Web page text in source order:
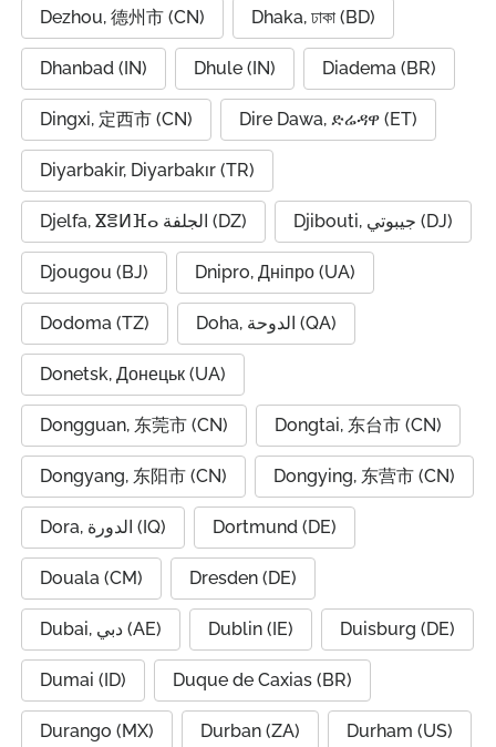
Dezhou, 德州市 (CN) Dhaka, ঢাকা (BD)
Dhanbad (IN) Dhule (IN) Diadema (BR)
Dingxi, 定西市 (CN) Dire Dawa, ድሬዳዋ (ET)
Diyarbakir, Diyarbakır (TR)
Djelfa, ⴵⴻⵍⴼⴰ الجلفة (DZ) Djibouti, جيبوتي (DJ)
Djougou (BJ) Dnipro, Дніпро (UA)
Dodoma (TZ) Doha, الدوحة (QA)
Donetsk, Донецьк (UA)
Dongguan, 东莞市 (CN) Dongtai, 东台市 (CN)
Dongyang, 东阳市 (CN) Dongying, 东营市 (CN)
Dora, الدورة (IQ) Dortmund (DE)
Douala (CM) Dresden (DE)
Dubai, دبي (AE) Dublin (IE) Duisburg (DE)
Dumai (ID) Duque de Caxias (BR)
Durango (MX) Durban (ZA) Durham (US)